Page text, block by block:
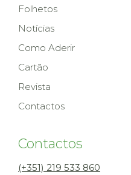
Folhetos
Notícias
Como Aderir
Cartão
Revista
Contactos
Contactos
(+351) 219 533 860